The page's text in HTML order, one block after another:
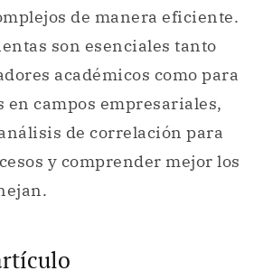
de manera eficiente.
son esenciales tanto
académicos como para
campos empresariales,
de correlación para
y comprender mejor los